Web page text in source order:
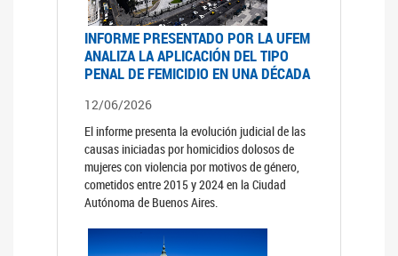
INFORME PRESENTADO POR LA UFEM
ANALIZA LA APLICACIÓN DEL TIPO
PENAL DE FEMICIDIO EN UNA DÉCADA
12/06/2026
El informe presenta la evolución judicial de las
causas iniciadas por homicidios dolosos de
mujeres con violencia por motivos de género,
cometidos entre 2015 y 2024 en la Ciudad
Autónoma de Buenos Aires.